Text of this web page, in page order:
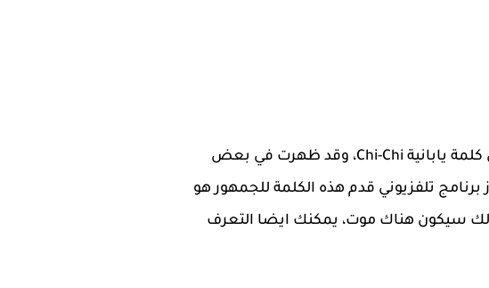
ما معنى كلمة تشي تشي بالياباني، حيث انها هي في الاصل كلمة يابانية Chi-Chi، وقد ظهرت في بعض
برنامج تلفزيوني قدم هذه الكلمة للجمهور هو
سيكون هناك موت، يمكنك ايضا التعرف